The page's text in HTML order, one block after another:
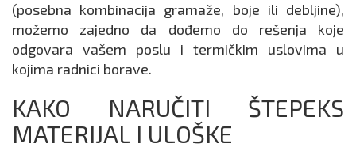
(posebna kombinacija gramaže, boje ili debljine),
možemo zajedno da dođemo do rešenja koje
odgovara vašem poslu i termičkim uslovima u
kojima radnici borave.
KAKO NARUČITI ŠTEPEKS
MATERIJAL I ULOŠKE